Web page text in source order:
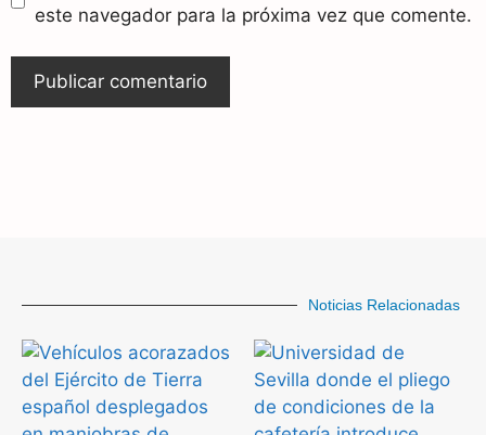
este navegador para la próxima vez que comente.
Noticias Relacionadas